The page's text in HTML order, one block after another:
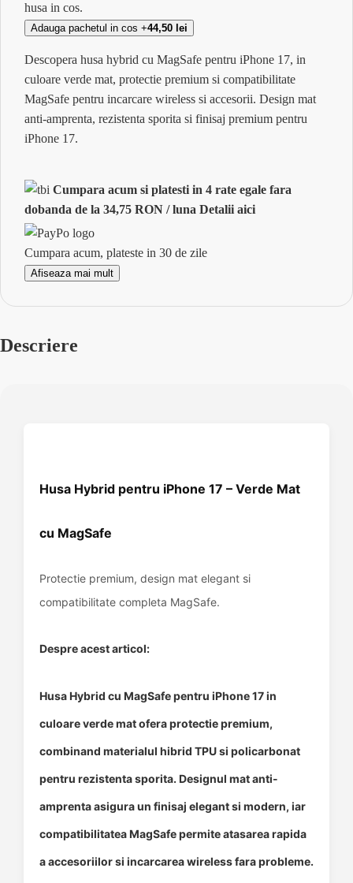
husa in cos.
Adauga pachetul in cos +44,50 lei
Descopera husa hybrid cu MagSafe pentru iPhone 17, in
culoare verde mat, protectie premium si compatibilitate
MagSafe pentru incarcare wireless si accesorii. Design mat
anti-amprenta, rezistenta sporita si finisaj premium pentru
iPhone 17.
Cumpara acum si platesti in 4 rate egale fara
dobanda de la 34,75 RON / luna Detalii aici
Cumpara acum, plateste in 30 de zile
Afiseaza mai mult
Descriere
Husa Hybrid pentru iPhone 17 – Verde Mat
cu MagSafe
Protectie premium, design mat elegant si
compatibilitate completa MagSafe.
Despre acest articol:
Husa Hybrid cu MagSafe pentru iPhone 17 in
culoare verde mat ofera protectie premium,
combinand materialul hibrid TPU si policarbonat
pentru rezistenta sporita. Designul mat anti-
amprenta asigura un finisaj elegant si modern, iar
compatibilitatea MagSafe permite atasarea rapida
a accesoriilor si incarcarea wireless fara probleme.